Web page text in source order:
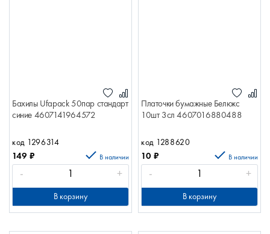
Бахилы Ufapack 50пар стандарт
синие 4607141964572
код 1296314
149 ₽ В наличии
- +
В корзину
Платочки бумажные Белюкс
10шт 3сл 4607016880488
код 1288620
10 ₽ В наличии
- +
В корзину